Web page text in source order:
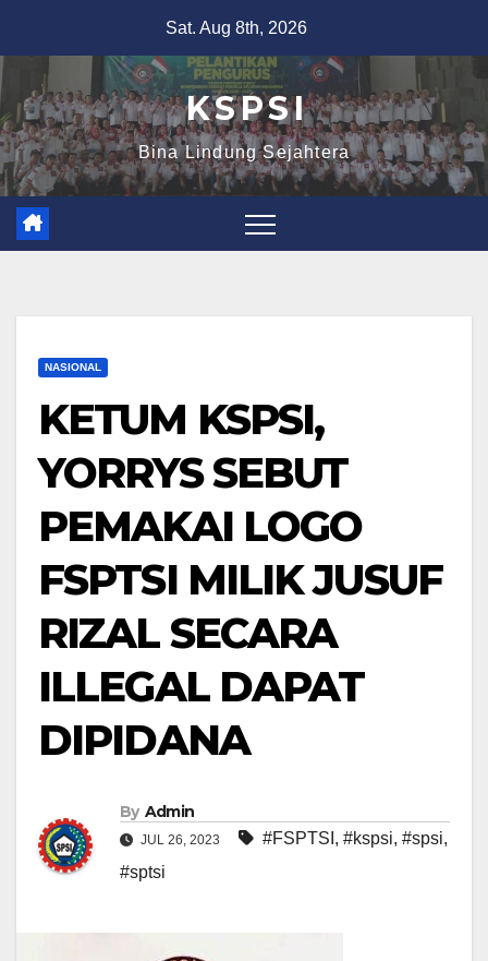
Sat. Aug 8th, 2026
K S P S I
Bina Lindung Sejahtera
NASIONAL
KETUM KSPSI,
YORRYS SEBUT
PEMAKAI LOGO
FSPTSI MILIK JUSUF
RIZAL SECARA
ILLEGAL DAPAT
DIPIDANA
By Admin
JUL 26, 2023 #FSPTSI , #kspsi, #spsi,
#sptsi